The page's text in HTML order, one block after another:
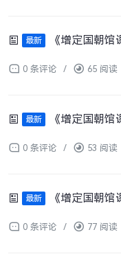
最新 《增定国朝
0 条评论 / 65 阅读
最新 《增定国朝
0 条评论 / 53 阅读
最新 《增定国朝
0 条评论 / 77 阅读